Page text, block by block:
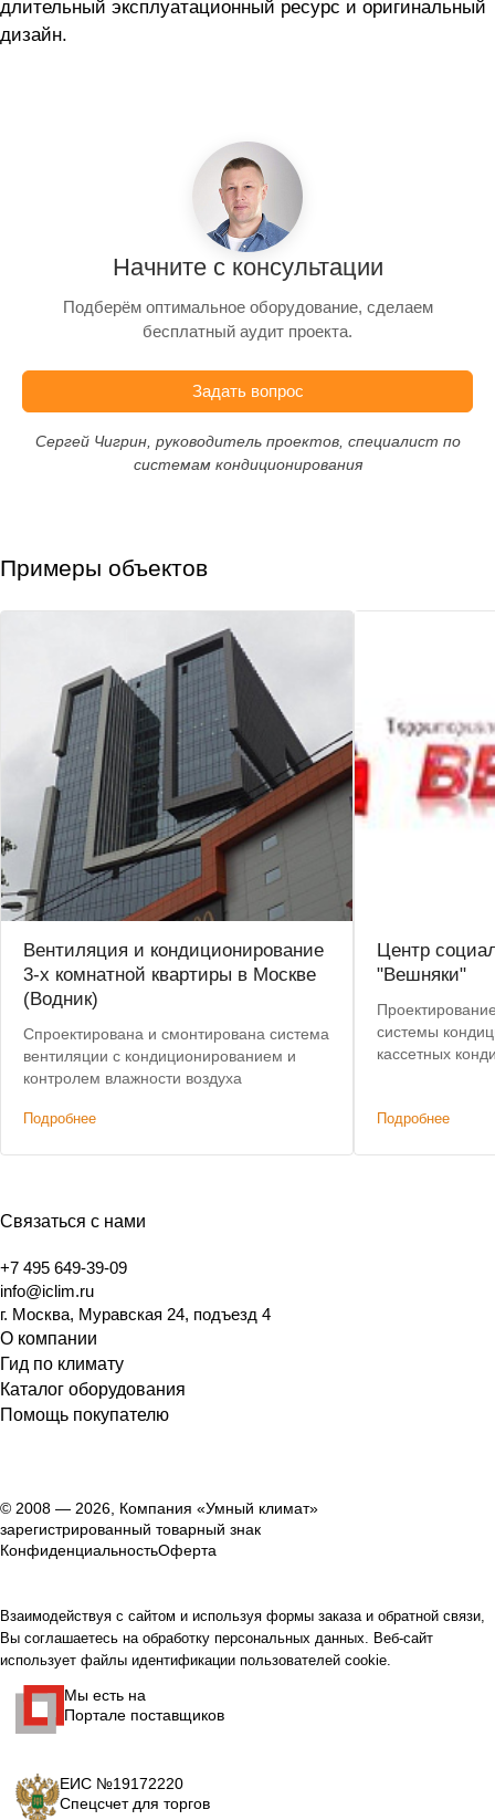
длительный эксплуатационный ресурс и оригинальный
дизайн.
Начните с консультации
Подберём оптимальное оборудование, сделаем
бесплатный аудит проекта.
Задать вопрос
Сергей Чигрин, руководитель проектов, специалист по
системам кондиционирования
Примеры объектов
Вентиляция и кондиционирование
3-х комнатной квартиры в Москве
(Водник)
Спроектирована и смонтирована система
вентиляции с кондиционированием и
контролем влажности воздуха
Подробнее
Центр
"Вешняки"
системы
кассетных
Подробнее
Связаться с нами
+7 495 649-39-09
info@iclim.ru
г. Москва, Муравская 24, подъезд 4
О компании
Гид по климату
Каталог оборудования
Помощь покупателю
© 2008 — 2026, Компания «Умный климат»
зарегистрированный товарный знак
КонфиденциальностьОферта
Взаимодействуя с сайтом и используя формы заказа и обратной связи,
Вы соглашаетесь на обработку персональных данных. Веб-сайт
использует файлы идентификации пользователей cookie.
Мы есть на
Портале поставщиков
ЕИС №19172220
Спецсчет для торгов